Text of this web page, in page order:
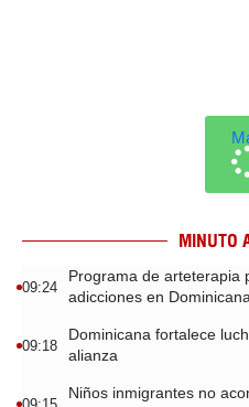
MINUTO
09:24
Programa de arteterapia
adicciones en Dominicana
09:18
Dominicana fortalece
alianza
09:15
Niños inmigrantes no